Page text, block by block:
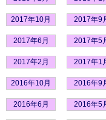
2017年10月 2017年9
2017年6月 2017年5
2017年2月 2017年1
2016年10月 2016年9
2016年6月 2016年5